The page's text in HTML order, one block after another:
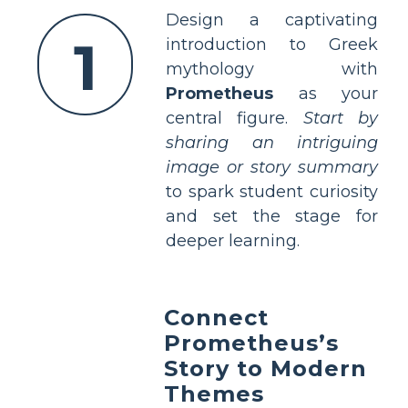
1
Design a captivating
introduction to Greek
mythology with
Prometheus as your
central figure. Start by
sharing an intriguing
image or story summary
to spark student curiosity
and set the stage for
deeper learning.
Connect
Prometheus’s
Story to Modern
Themes